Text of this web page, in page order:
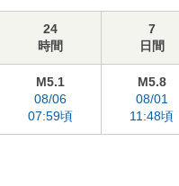
24
時間
7
日間
M5.1
08/06
07:59頃
M5.8
08/01
11:48頃